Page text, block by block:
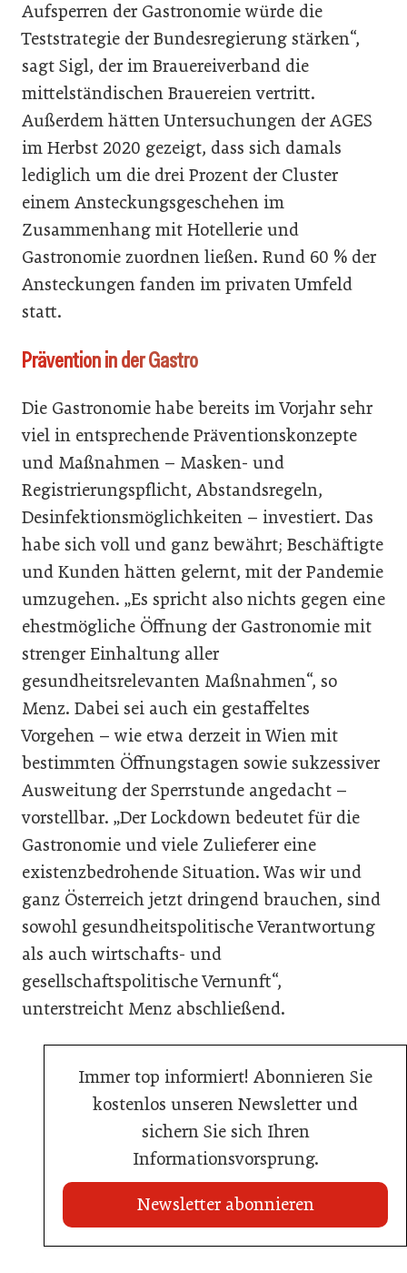
Aufsperren der Gastronomie würde die
Teststrategie der Bundesregierung stärken“,
sagt Sigl, der im Brauereiverband die
mittelständischen Brauereien vertritt.
Außerdem hätten Untersuchungen der AGES
im Herbst 2020 gezeigt, dass sich damals
lediglich um die drei Prozent der Cluster
einem Ansteckungsgeschehen im
Zusammenhang mit Hotellerie und
Gastronomie zuordnen ließen. Rund 60 % der
Ansteckungen fanden im privaten Umfeld
statt.
Prävention in der Gastro
Die Gastronomie habe bereits im Vorjahr sehr
viel in entsprechende Präventionskonzepte
und Maßnahmen – Masken- und
Registrierungspflicht, Abstandsregeln,
Desinfektionsmöglichkeiten – investiert. Das
habe sich voll und ganz bewährt; Beschäftigte
und Kunden hätten gelernt, mit der Pandemie
umzugehen. „Es spricht also nichts gegen eine
ehestmögliche Öffnung der Gastronomie mit
strenger Einhaltung aller
gesundheitsrelevanten Maßnahmen“, so
Menz. Dabei sei auch ein gestaffeltes
Vorgehen – wie etwa derzeit in Wien mit
bestimmten Öffnungstagen sowie sukzessiver
Ausweitung der Sperrstunde angedacht –
vorstellbar. „Der Lockdown bedeutet für die
Gastronomie und viele Zulieferer eine
existenzbedrohende Situation. Was wir und
ganz Österreich jetzt dringend brauchen, sind
sowohl gesundheitspolitische Verantwortung
als auch wirtschafts- und
gesellschaftspolitische Vernunft“,
unterstreicht Menz abschließend.
Immer top informiert! Abonnieren Sie
kostenlos unseren Newsletter und
sichern Sie sich Ihren
Informationsvorsprung.
Newsletter abonnieren